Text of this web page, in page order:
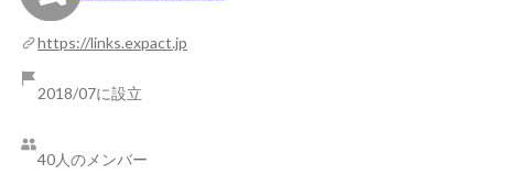
https://links.expact.jp
2018/07に設立
40人のメンバー